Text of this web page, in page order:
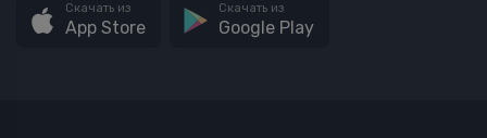
Скачать из
App Store
Скачать из
Google Play